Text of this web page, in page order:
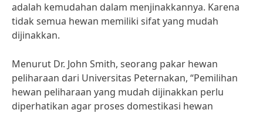
adalah kemudahan dalam menjinakkannya. Karena
tidak semua hewan memiliki sifat yang mudah
dijinakkan.
Menurut Dr. John Smith, seorang pakar hewan
peliharaan dari Universitas Peternakan, “Pemilihan
hewan peliharaan yang mudah dijinakkan perlu
diperhatikan agar proses domestikasi hewan